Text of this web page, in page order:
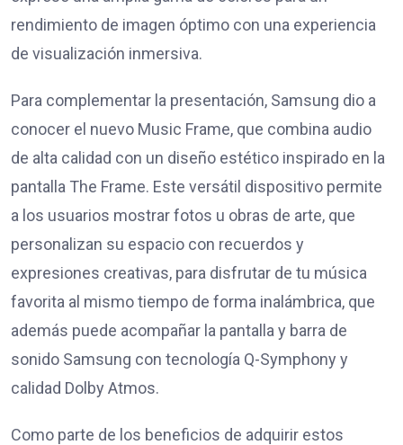
rendimiento de imagen óptimo con una experiencia
de visualización inmersiva.
Para complementar la presentación, Samsung dio a
conocer el nuevo Music Frame, que combina audio
de alta calidad con un diseño estético inspirado en la
pantalla The Frame. Este versátil dispositivo permite
a los usuarios mostrar fotos u obras de arte, que
personalizan su espacio con recuerdos y
expresiones creativas, para disfrutar de tu música
favorita al mismo tiempo de forma inalámbrica, que
además puede acompañar la pantalla y barra de
sonido Samsung con tecnología Q-Symphony y
calidad Dolby Atmos.
Como parte de los beneficios de adquirir estos